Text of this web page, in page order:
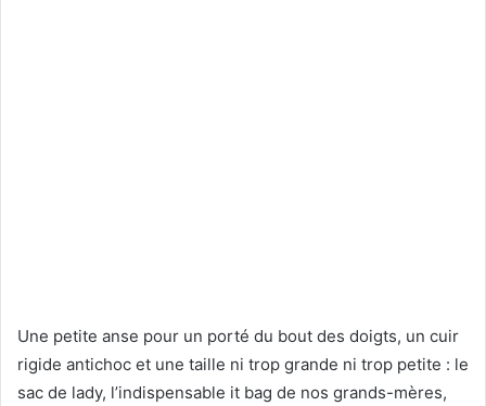
Une petite anse pour un porté du bout des doigts, un cuir
rigide antichoc et une taille ni trop grande ni trop petite : le
sac de lady, l’indispensable it bag de nos grands-mères,